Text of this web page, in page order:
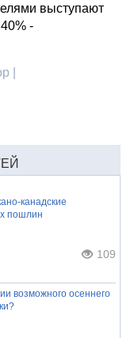
выступают
-
|
канадские
пошлин
109
возможного осеннего